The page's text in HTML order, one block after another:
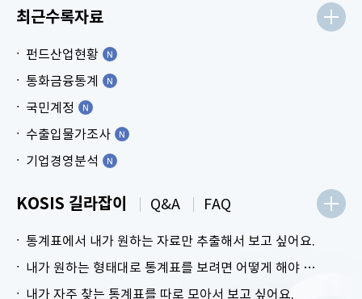
최근수록자료
펀드산업현황
통화금융통계
국민계정
수출입물가조사
기업경영분석
KOSIS 길라잡이
통계표에서 내가 원하는 자료만 추출해서 보고 싶어요.
내가 원하는 형태대로 통계표를 보려면 어떻게 해야 하나요?
내가 자주 찾는 통계표를 따로 모아서 보고 싶어요.
Q&A FAQ